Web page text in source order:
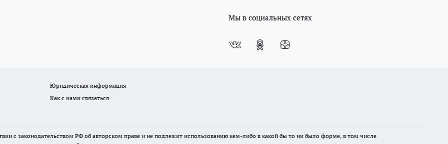
Мы в социальных сетях
Юридическая информация
Как с нами связаться
с законодательством РФ об авторском праве и не подлежит использованию кем-либо в какой бы то ни было форме, в том числе